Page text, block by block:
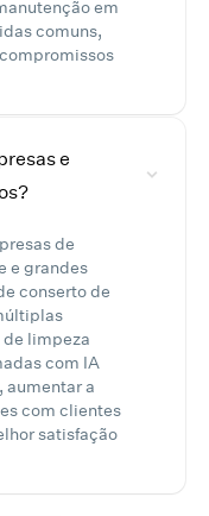
em
comuns,
e
de
e grandes
conserto de
limpeza
com IA
aumentar a
com clientes
satisfação